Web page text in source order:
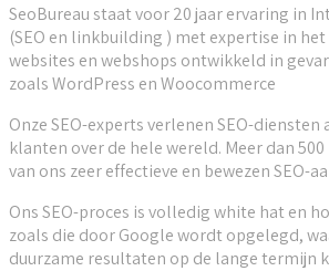
SeoBureau staat voor 20 jaar ervaring in
(SEO en linkbuilding ) met expertise in
websites en webshops ontwikkeld in
zoals WordPress en Woocommerce
Onze SEO-experts verlenen SEO-
klanten over de hele wereld. Meer dan
van ons zeer effectieve en bewezen SEO-
Ons SEO-proces is volledig white hat en
zoals die door Google wordt opgelegd,
duurzame resultaten op de lange termijn